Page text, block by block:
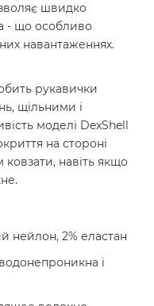
швидко
- що особливо
навантаженнях.
рукавички
щільними і
моделі DexShell
на стороні
навіть якщо
нейлон, 2% еластан
і